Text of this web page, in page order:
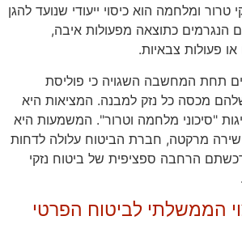
טרור ומלחמה הוא כיסוי ייעודי שנועד להגן
הנגרמים כתוצאה מפעולות איבה,
או פעולות צבאיות.
תחת המחשבה השגויה כי פוליסת
מכסה כל נזק למבנה. המציאות היא
"סיכוני מלחמה וטרור". המשמעות היא
מרקטה, חברת הביטוח עלולה לדחות
הרחבה ספציפית של ביטוח נזקי
הממשלתי לביטוח הפרטי